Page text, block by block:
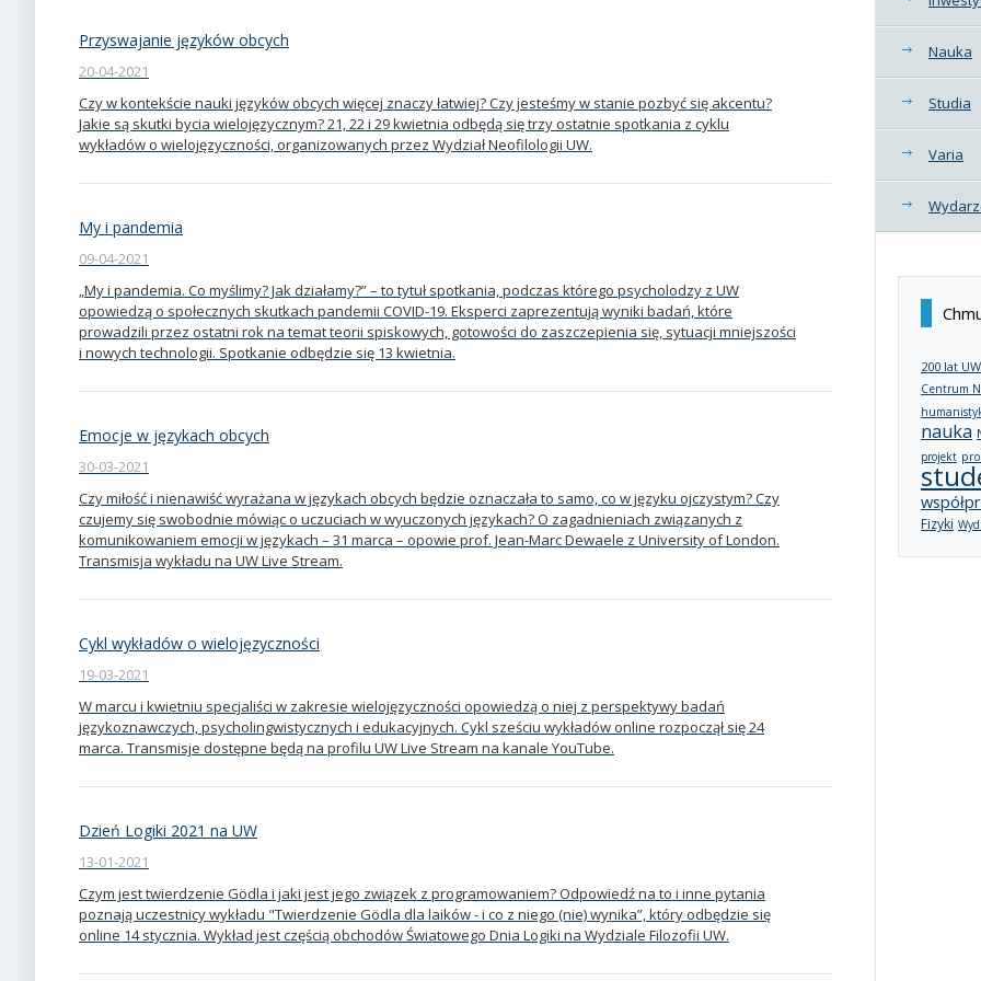
Przyswajanie języków obcych
20-04-2021
Czy w kontekście nauki języków obcych więcej znaczy łatwiej? Czy jesteśmy w stanie pozbyć się akcentu?
Jakie są skutki bycia wielojęzycznym? 21, 22 i 29 kwietnia odbędą się trzy ostatnie spotkania z cyklu
wykładów o wielojęzyczności, organizowanych przez Wydział Neofilologii UW.
My i pandemia
09-04-2021
„My i pandemia. Co myślimy? Jak działamy?” – to tytuł spotkania, podczas którego psycholodzy z UW
opowiedzą o społecznych skutkach pandemii COVID-19. Eksperci zaprezentują wyniki badań, które
prowadzili przez ostatni rok na temat teorii spiskowych, gotowości do zaszczepienia się, sytuacji mniejszości
i nowych technologii. Spotkanie odbędzie się 13 kwietnia.
Emocje w językach obcych
30-03-2021
Czy miłość i nienawiść wyrażana w językach obcych będzie oznaczała to samo, co w języku ojczystym? Czy
czujemy się swobodnie mówiąc o uczuciach w wyuczonych językach? O zagadnieniach związanych z
komunikowaniem emocji w językach – 31 marca – opowie prof. Jean-Marc Dewaele z University of London.
Transmisja wykładu na UW Live Stream.
Cykl wykładów o wielojęzyczności
19-03-2021
W marcu i kwietniu specjaliści w zakresie wielojęzyczności opowiedzą o niej z perspektywy badań
językoznawczych, psycholingwistycznych i edukacyjnych. Cykl sześciu wykładów online rozpoczął się 24
marca. Transmisje dostępne będą na profilu UW Live Stream na kanale YouTube.
Dzień Logiki 2021 na UW
13-01-2021
Czym jest twierdzenie Gödla i jaki jest jego związek z programowaniem? Odpowiedź na to i inne pytania
poznają uczestnicy wykładu "Twierdzenie Gödla dla laików - i co z niego (nie) wynika”, który odbędzie się
online 14 stycznia. Wykład jest częścią obchodów Światowego Dnia Logiki na Wydziale Filozofii UW.
Nauka
Studia
Varia
200 lat UW
Centrum
nauka
projekt
Fizyki